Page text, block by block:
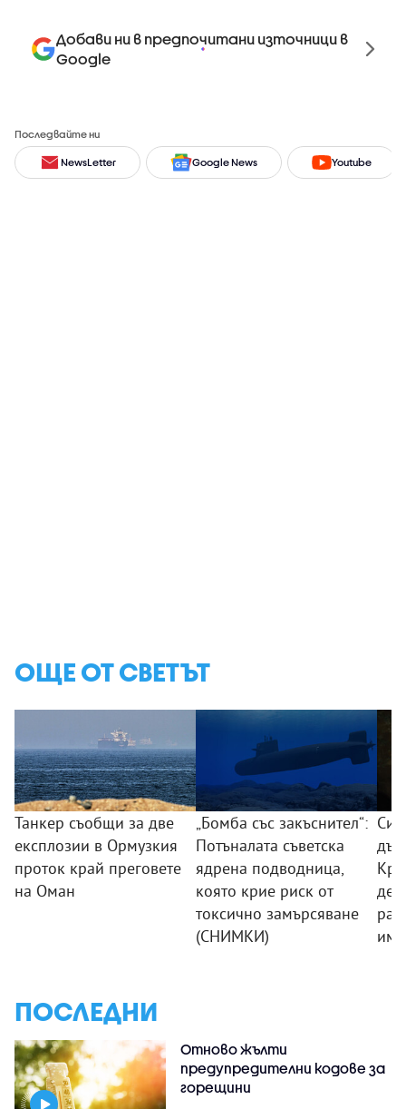
Добави ни в предпочитани източници в
Google
Последвайте ни
NewsLetter Google News Youtube
ОЩЕ ОТ СВЕТЪТ
Танкер съобщи за две
експлозии в Ормузкия
проток край преговете
на Оман
„Бомба със закъснител“:
Потъналата съветска
ядрена подводница,
която крие риск от
токсично замърсяване
(СНИМКИ)
им
ПОСЛЕДНИ
Отново жълти
предупредителни кодове за
горещини